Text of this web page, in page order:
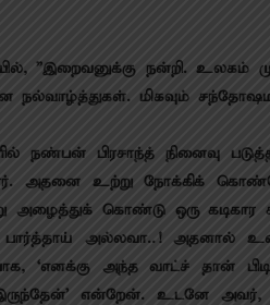
”இறைவனுக்கு நன்றி. உலகம்
மிகவும்
பிரசாந்த் நினைவு
அதனை உற்று நோக்கிக் கொண்டே
அழைத்துக் கொண்டு ஒரு
அல்லவா..! அதனால்
‘எனக்கு அந்த வாட்ச் தான்
என்றேன். உடனே அவர்,